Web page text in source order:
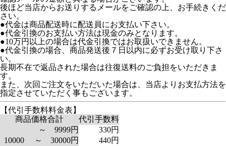
後ほど当店からお送りするメールをご確認の上、お手続きくだ
さい。
●代金は商品配送時に配送員にお支払い下さい。
●代金引換のお支払い方法は現金のみとなります。
●10万円以上の場合は代金引換ではお取扱いできません。
●代金引換の場合、商品発送後７日以内に必ずお受け取り下さ
い。
長期不在で返品された場合は往復送料のご負担をいただきま
す。
また、次回ご注文をいただいた場合は、当店よりお支払方法を
指定させていただく事もございます。
【代引手数料料金表】
商品価格合計
代引手数料
～ 9999円
330円
10000 ～ 30000円
440円